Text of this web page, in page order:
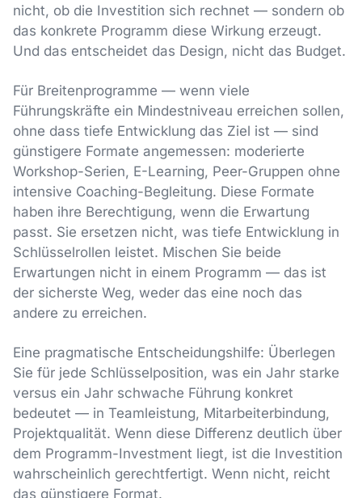
nicht, ob die Investition sich rechnet — sondern ob
das konkrete Programm diese Wirkung erzeugt.
Und das entscheidet das Design, nicht das Budget.
Für Breitenprogramme — wenn viele
Führungskräfte ein Mindestniveau erreichen sollen,
ohne dass tiefe Entwicklung das Ziel ist — sind
günstigere Formate angemessen: moderierte
Workshop-Serien, E-Learning, Peer-Gruppen ohne
intensive Coaching-Begleitung. Diese Formate
haben ihre Berechtigung, wenn die Erwartung
passt. Sie ersetzen nicht, was tiefe Entwicklung in
Schlüsselrollen leistet. Mischen Sie beide
Erwartungen nicht in einem Programm — das ist
der sicherste Weg, weder das eine noch das
andere zu erreichen.
Eine pragmatische Entscheidungshilfe: Überlegen
Sie für jede Schlüsselposition, was ein Jahr starke
versus ein Jahr schwache Führung konkret
bedeutet — in Teamleistung, Mitarbeiterbindung,
Projektqualität. Wenn diese Differenz deutlich über
dem Programm-Investment liegt, ist die Investition
wahrscheinlich gerechtfertigt. Wenn nicht, reicht
das günstigere Format.